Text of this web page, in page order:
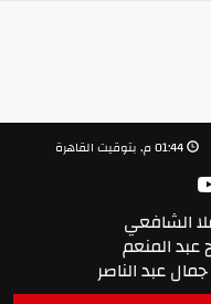
01:44 م, بتوقيت القاهرة
الشافعي
عبد المنعم
عبد الناصر